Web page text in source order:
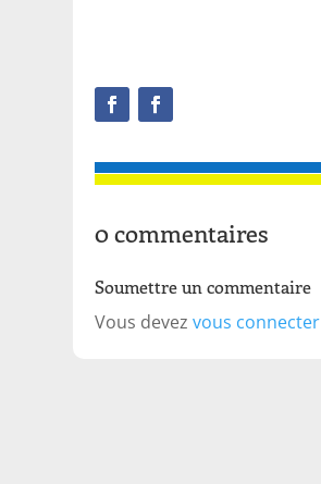
0 commentaires
Soumettre un commentaire
Vous devezvous connecter